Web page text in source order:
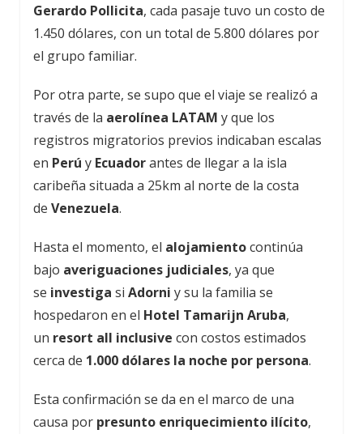
Gerardo Pollicita, cada pasaje tuvo un costo de
1.450 dólares, con un total de 5.800 dólares por
el grupo familiar.
Por otra parte, se supo que el viaje se realizó a
través de la aerolínea LATAM y que los
registros migratorios previos indicaban escalas
en Perú y Ecuadorantes de llegar a la isla
caribeña situada a 25km al norte de la costa
de Venezuela.
Hasta el momento, el alojamientocontinúa
bajo averiguaciones judiciales, ya que
se investiga si Adorni y su la familia se
hospedaron en el Hotel Tamarijn Aruba,
un resort all inclusive con costos estimados
cerca de 1.000 dólares la noche por persona.
Esta confirmación se da en el marco de una
causa por presunto enriquecimiento ilícito,